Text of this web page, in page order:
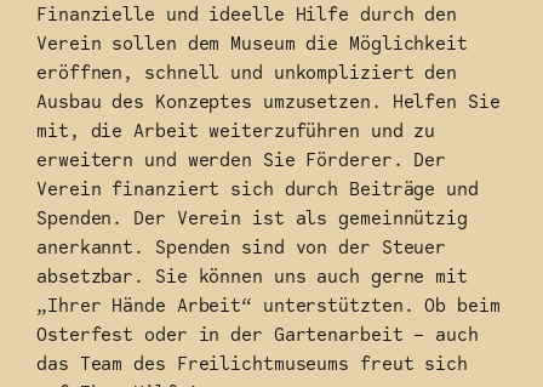
Finanzielle und ideelle Hilfe durch den
Verein sollen dem Museum die Möglichkeit
eröffnen, schnell und unkompliziert den
Ausbau des Konzeptes umzusetzen. Helfen Sie
mit, die Arbeit weiterzuführen und zu
erweitern und werden Sie Förderer. Der
Verein finanziert sich durch Beiträge und
Spenden. Der Verein ist als gemeinnützig
anerkannt. Spenden sind von der Steuer
absetzbar. Sie können uns auch gerne mit
„Ihrer Hände Arbeit“ unterstützten. Ob beim
Osterfest oder in der Gartenarbeit – auch
das Team des Freilichtmuseums freut sich